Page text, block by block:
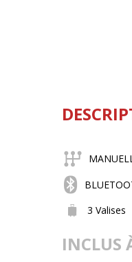
3 Valises
INCLUS